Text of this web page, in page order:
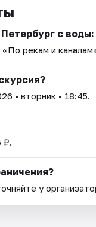
с
«По рекам и
• вторник • 18:45.
₽.
у